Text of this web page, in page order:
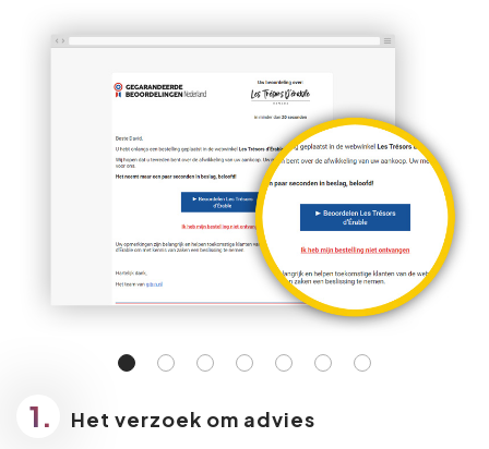
1. Het verzoek om advies